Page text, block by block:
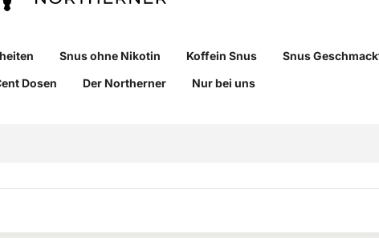
Snus ohne Nikotin Koffein Snus Snus Geschmack
Dosen Der Northerner Nur bei uns